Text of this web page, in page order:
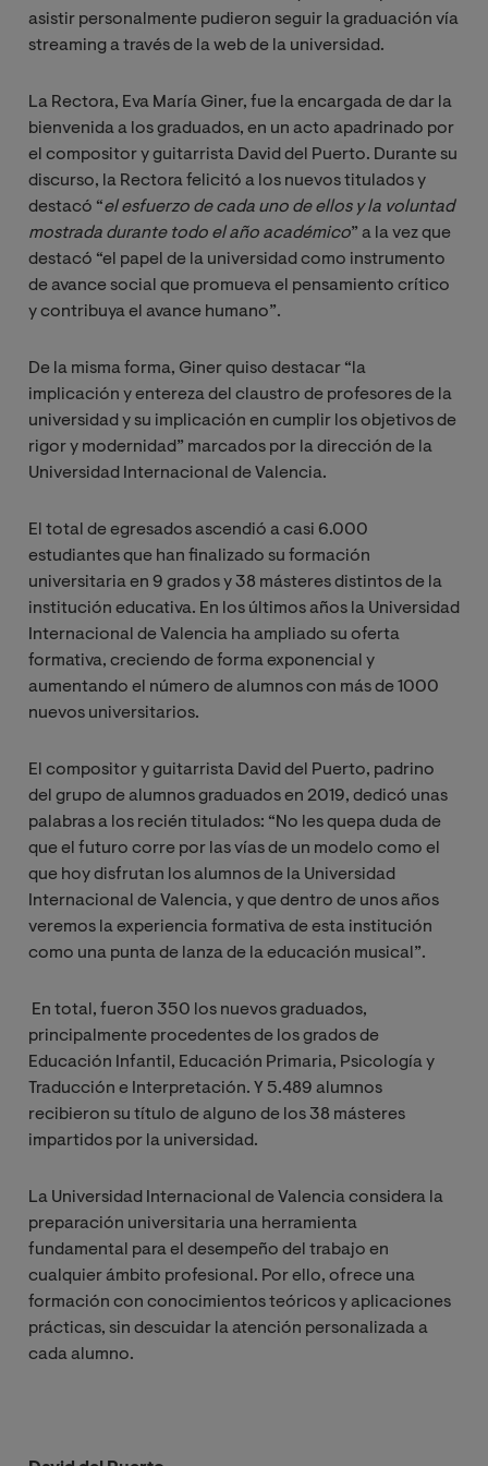
asistir personalmente pudieron seguir a graduación vía
streaming a través de la web de la universidad.
La Rectora, Eva María Giner, fue la encargada de dar la
bienvenida a los graduados, en un acto apadrinado por
el compositor y guitarrista David del Puerto. Durante su
discurso, la Rectora felicitó a los nuevos titulados y
destacó “el esfuerzo de cada uno de ellos y la voluntad
mostrada durante todo el año académico” a la vez que
destacó “el papel de la universidad como instrumento
de avance social que promueva el pensamiento crítico
y contribuya el avance humano”.
De la misma forma, Giner quiso destacar “la
implicación y entereza del claustro de profesores de la
universidad y su implicación en cumplir los objetivos de
rigor y modernidad” marcados por la dirección de la
Universidad Internacional de Valencia.
El total de egresados ascendió a casi 6.000
estudiantes que han finalizado su formación
universitaria en 9 grados y 38 másteres distintos de la
institución educativa. En los últimos años la Universidad
Internacional de Valencia ha ampliado su oferta
formativa, creciendo de forma exponencial y
aumentando el número de alumnos con más de 1000
nuevos universitarios.
El compositor y guitarrista David del Puerto, padrino
del grupo de alumnos graduados en 2019, dedicó unas
palabras a los recién titulados: “No les quepa duda de
que el futuro corre por las vías de un modelo como el
que hoy disfrutan los alumnos de la Universidad
Internacional de Valencia, y que dentro de unos años
veremos la experiencia formativa de esta institución
como una punta de lanza de la educación musical”.
En total, fueron 350 los nuevos graduados,
principalmente procedentes de los grados de
Educación Infantil, Educación Primaria, Psicología y
Traducción e Interpretación. Y 5.489 alumnos
recibieron su título de alguno de los 38 másteres
impartidos por la universidad.
La Universidad Internacional de Valencia considera la
preparación universitaria una herramienta
fundamental para el desempeño del trabajo en
cualquier ámbito profesional. Por ello, ofrece una
formación con conocimientos teóricos y aplicaciones
prácticas, sin descuidar la atención personalizada a
cada alumno.